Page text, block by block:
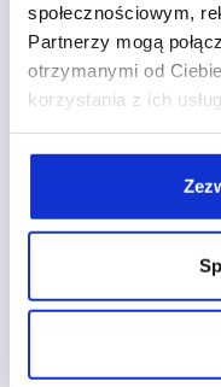
społecznościowym,
Partnerzy mogą
otrzymanymi od
korzystania z ich usług.
Jakie
W trakcie kampanii
unikalne treści i
serwisach
struktura
obecna